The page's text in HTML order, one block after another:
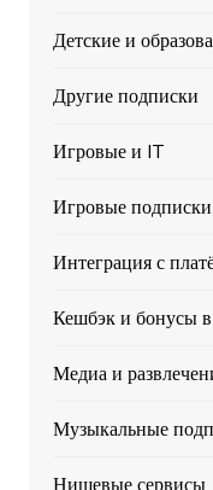
Детские и
Другие подписки
Игровые и IT
Игровые подписки
Интеграция с
Кешбэк и бонусы
Медиа и
Музыкальные
Нишевые сервисы